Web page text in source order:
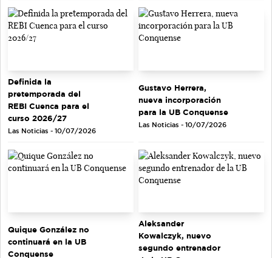
Definida la
pretemporada del
REBI Cuenca para el
curso 2026/27
Las Noticias - 10/07/2026
Gustavo Herrera,
nueva incorporación
para la UB Conquense
Las Noticias - 10/07/2026
Quique González no
continuará en la UB
Conquense
Aleksander
Kowalczyk, nuevo
segundo entrenador